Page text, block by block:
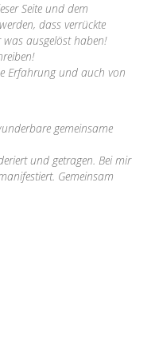
Seite und dem
dass verrückte
ausgelöst haben!
Erfahrung und auch von
gemeinsame
und getragen. Bei mir
Gemeinsam